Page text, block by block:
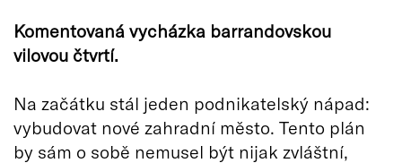
Komentovaná vycházka barrandovskou
vilovou čtvrtí.
Na začátku stál jeden podnikatelský nápad:
vybudovat nové zahradní město. Tento plán
by sám o sobě nemusel být nijak zvláštní,